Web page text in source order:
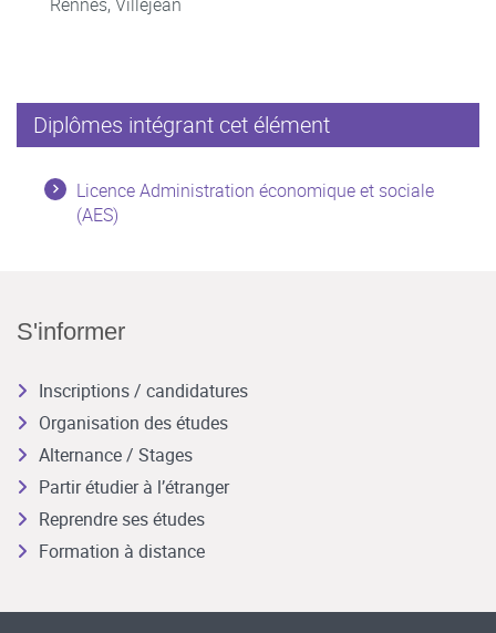
Diplômes intégrant cet élément
Licence Administration économique et sociale
(AES)
S'informer
Inscriptions / candidatures
Organisation des études
Alternance / Stages
Partir étudier à l’étranger
Reprendre ses études
Formation à distance